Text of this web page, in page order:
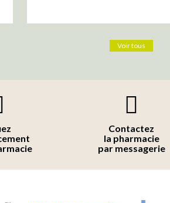
Voir tous
Contactez
la pharmacie
par messagerie